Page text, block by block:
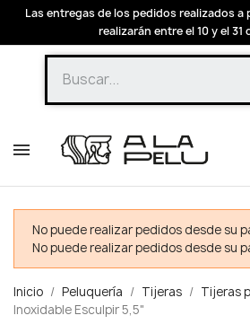
Las entregas de los pedidos realizados a
realizarán entre el 10 y el 31
No puede realizar pedidos desde su
No puede realizar pedidos desde su
Inicio Peluquería Tijeras Tijeras
Inoxidable Esculpir 5,5"